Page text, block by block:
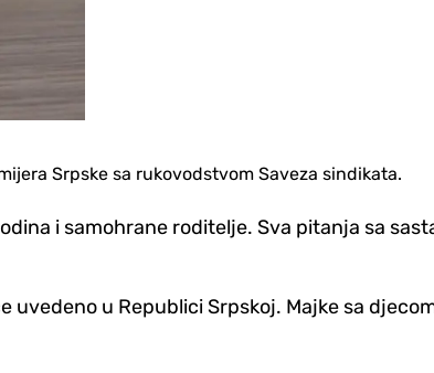
Srpske sa rukovodstvom Saveza sindikata.
i samohrane roditelje. Sva pitanja sa
u Republici Srpskoj. Majke sa